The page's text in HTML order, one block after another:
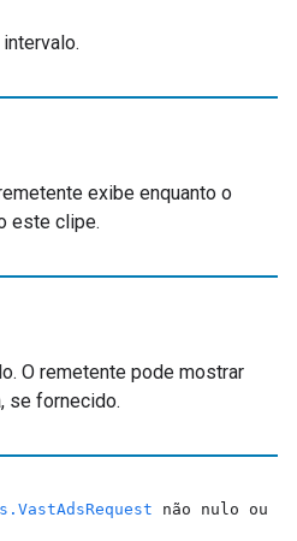
exibe enquanto o
este clipe.
O remetente pode mostrar
se fornecido.
não nulo ou